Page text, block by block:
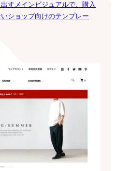
すメインビジュアルで、購入
ショップ向けのテンプレー